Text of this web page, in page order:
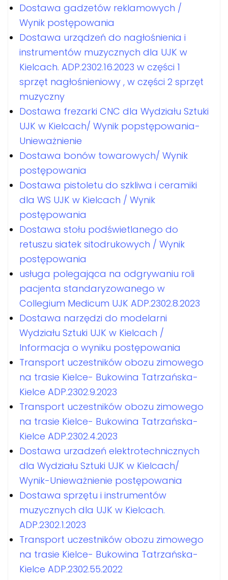
Dostawa gadzetów reklamowych /
Wynik postępowania
Dostawa urządzeń do nagłośnienia i
instrumentów muzycznych dla UJK w
Kielcach. ADP.2302.16.2023 w części 1
sprzęt nagłośnieniowy , w części 2 sprzęt
muzyczny
Dostawa frezarki CNC dla Wydziału Sztuki
UJK w Kielcach/ Wynik popstępowania-
Unieważnienie
Dostawa bonów towarowych/ Wynik
postępowania
Dostawa pistoletu do szkliwa i ceramiki
dla WS UJK w Kielcach / Wynik
postępowania
Dostawa stołu podświetlanego do
retuszu siatek sitodrukowych / Wynik
postępowania
usługa polegająca na odgrywaniu roli
pacjenta standaryzowanego w
Collegium Medicum UJK ADP.2302.8.2023
Dostawa narzędzi do modelarni
Wydziału Sztuki UJK w Kielcach /
Informacja o wyniku postępowania
Transport uczestników obozu zimowego
na trasie Kielce- Bukowina Tatrzańska-
Kielce ADP.2302.9.2023
Transport uczestników obozu zimowego
na trasie Kielce- Bukowina Tatrzańska-
Kielce ADP.2302.4.2023
Dostawa urzadzeń elektrotechnicznych
dla Wydziału Sztuki UJK w Kielcach/
Wynik-Unieważnienie postępowania
Dostawa sprzętu i instrumentów
muzycznych dla UJK w Kielcach.
ADP.2302.1.2023
Transport uczestników obozu zimowego
na trasie Kielce- Bukowina Tatrzańska-
Kielce ADP.2302.55.2022